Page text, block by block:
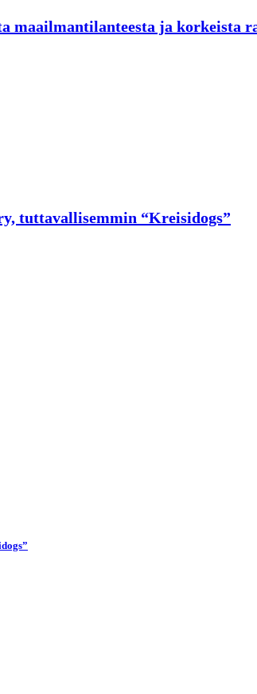
maailmantilanteesta ja korkeista
tuttavallisemmin “Kreisidogs”